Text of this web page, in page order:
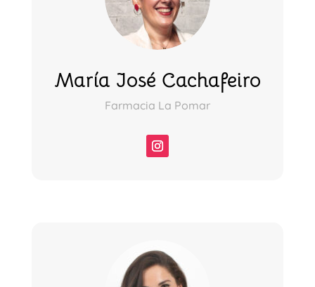
María José Cachafeiro
Farmacia La Pomar